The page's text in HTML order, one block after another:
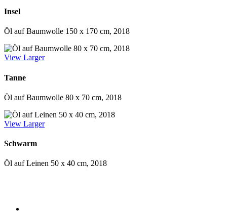
Insel
Öl auf Baumwolle 150 x 170 cm, 2018
View Larger
Tanne
Öl auf Baumwolle 80 x 70 cm, 2018
View Larger
Schwarm
Öl auf Leinen 50 x 40 cm, 2018